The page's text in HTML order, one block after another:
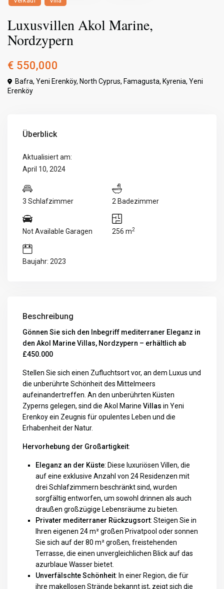
Luxusvillen Akol Marine,
Nordzypern
€ 550,000
Bafra, Yeni Erenköy, North Cyprus, Famagusta, Kyrenia,Yeni
Erenköy
Überblick
Aktualisiert am:
April 10, 2024
3 Schlafzimmer 2 Badezimmer
Not Available Garagen 256 m2
Baujahr: 2023
Beschreibung
Gönnen Sie sich den Inbegriff mediterraner Eleganz in
den Akol Marine Villas, Nordzypern – erhältlich ab
£450.000
Stellen Sie sich einen Zufluchtsort vor, an dem Luxus und
die unberührte Schönheit des Mittelmeers
aufeinandertreffen. An den unberührten Küsten
Zyperns gelegen, sind die Akol Marine Villas in Yeni
Erenkoy ein Zeugnis für opulentes Leben und die
Erhabenheit der Natur.
Hervorhebung der Großartigkeit:
Eleganz an der Küste: Diese luxuriösen Villen, die
auf eine exklusive Anzahl von 24 Residenzen mit
drei Schlafzimmern beschränkt sind, wurden
sorgfältig entworfen, um sowohl drinnen als auch
draußen großzügige Lebensräume zu bieten.
Privater mediterraner Rückzugsort: Steigen Sie in
Ihren eigenen 24 m² großen Privatpool oder sonnen
Sie sich auf der 80 m² großen, freistehenden
Terrasse, die einen unvergleichlichen Blick auf das
azurblaue Wasser bietet.
Unverfälschte Schönheit: In einer Region, die für
ihre makellosen Strände bekannt ist, zeigt sich die